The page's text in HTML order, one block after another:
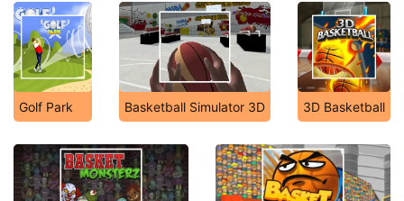
Golf Park Basketball Simulator 3D 3D Basketball